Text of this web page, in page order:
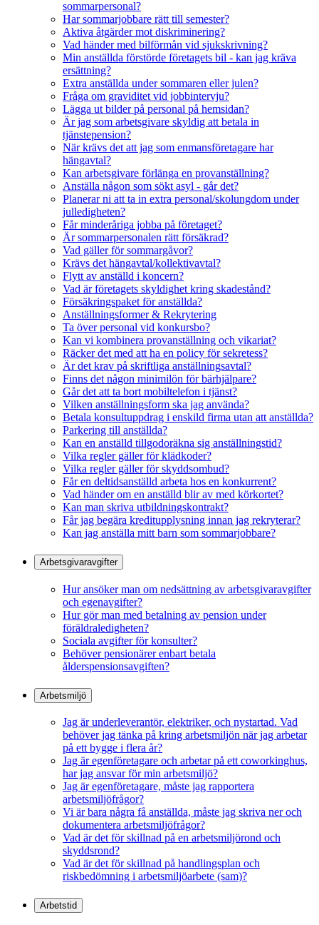
sommarpersonal?
Har sommarjobbare rätt till semester?
Aktiva åtgärder mot diskriminering?
Vad händer med bilförmån vid sjukskrivning?
Min anställda förstörde företagets bil - kan jag kräva
ersättning?
Extra anställda under sommaren eller julen?
Fråga om graviditet vid jobbintervju?
Lägga ut bilder på personal på hemsidan?
Är jag som arbetsgivare skyldig att betala in
tjänstepension?
När krävs det att jag som enmansföretagare har
hängavtal?
Kan arbetsgivare förlänga en provanställning?
Anställa någon som sökt asyl - går det?
Planerar ni att ta in extra personal/skolungdom under
julledigheten?
Får minderåriga jobba på företaget?
Är sommarpersonalen rätt försäkrad?
Vad gäller för sommargåvor?
Krävs det hängavtal/kollektivavtal?
Flytt av anställd i koncern?
Vad är företagets skyldighet kring skadestånd?
Försäkringspaket för anställda?
Anställningsformer & Rekrytering
Ta över personal vid konkursbo?
Kan vi kombinera provanställning och vikariat?
Räcker det med att ha en policy för sekretess?
Är det krav på skriftliga anställningsavtal?
Finns det någon minimilön för bärhjälpare?
Går det att ta bort mobiltelefon i tjänst?
Vilken anställningsform ska jag använda?
Betala konsultuppdrag i enskild firma utan att anställda?
Parkering till anställda?
Kan en anställd tillgodoräkna sig anställningstid?
Vilka regler gäller för klädkoder?
Vilka regler gäller för skyddsombud?
Får en deltidsanställd arbeta hos en konkurrent?
Vad händer om en anställd blir av med körkortet?
Kan man skriva utbildningskontrakt?
Får jag begära kreditupplysning innan jag rekryterar?
Kan jag anställa mitt barn som sommarjobbare?
Arbetsgivaravgifter
Hur ansöker man om nedsättning av arbetsgivaravgifter
och egenavgifter?
Hur gör man med betalning av pension under
föräldraledigheten?
Sociala avgifter för konsulter?
Behöver pensionärer enbart betala
ålderspensionsavgiften?
Arbetsmiljö
Jag är underleverantör, elektriker, och nystartad. Vad
behöver jag tänka på kring arbetsmiljön när jag arbetar
på ett bygge i flera år?
Jag är egenföretagare och arbetar på ett coworkinghus,
har jag ansvar för min arbetsmiljö?
Jag är egenföretagare, måste jag rapportera
arbetsmiljöfrågor?
Vi är bara några få anställda, måste jag skriva ner och
dokumentera arbetsmiljöfrågor?
Vad är det för skillnad på en arbetsmiljörond och
skyddsrond?
Vad är det för skillnad på handlingsplan och
riskbedömning i arbetsmiljöarbete (sam)?
Arbetstid